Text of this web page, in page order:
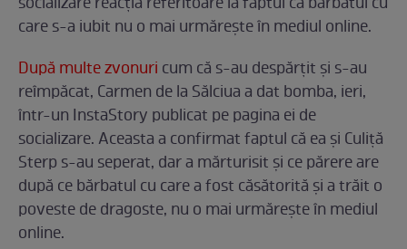
care s-a iubit nu o mai urmărește în mediul online.
După multe zvonuri cum că s-au despărțit și s-au
reîmpăcat, Carmen de la Sălciua a dat bomba, ieri,
într-un InstaStory publicat pe pagina ei de
socializare. Aceasta a confirmat faptul că ea și Culiță
Sterp s-au seperat, dar a mărturisit și ce părere are
după ce bărbatul cu care a fost căsătorită și a trăit o
poveste de dragoste, nu o mai urmărește în mediul
online.